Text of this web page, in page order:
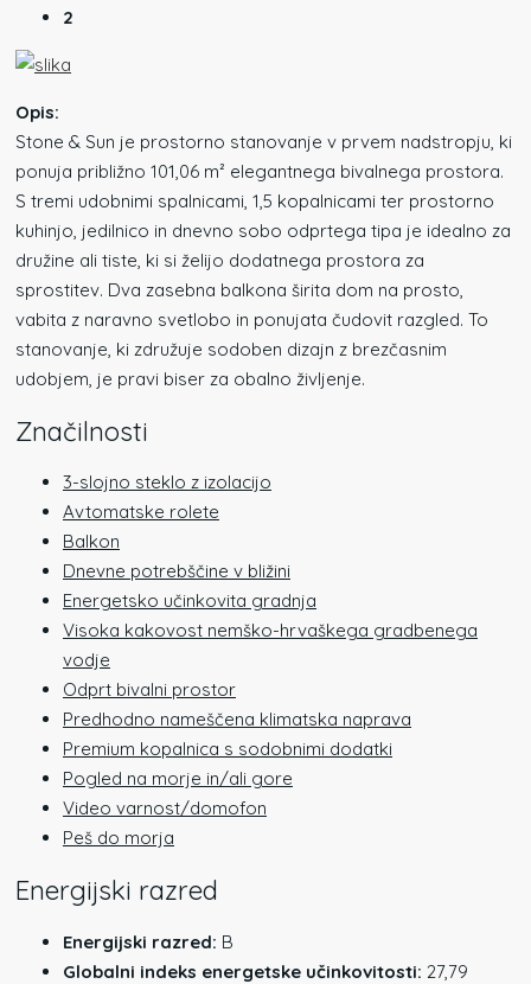
2
Opis:
Stone & Sun je prostorno stanovanje v prvem nadstropju, ki
ponuja približno 101,06 m² elegantnega bivalnega prostora.
S tremi udobnimi spalnicami, 1,5 kopalnicami ter prostorno
kuhinjo, jedilnico in dnevno sobo odprtega tipa je idealno za
družine ali tiste, ki si želijo dodatnega prostora za
sprostitev. Dva zasebna balkona širita dom na prosto,
vabita z naravno svetlobo in ponujata čudovit razgled. To
stanovanje, ki združuje sodoben dizajn z brezčasnim
udobjem, je pravi biser za obalno življenje.
Značilnosti
3-slojno steklo z izolacijo
Avtomatske rolete
Balkon
Dnevne potrebščine v bližini
Energetsko učinkovita gradnja
Visoka kakovost nemško-hrvaškega gradbenega
vodje
Odprt bivalni prostor
Predhodno nameščena klimatska naprava
Premium kopalnica s sodobnimi dodatki
Pogled na morje in/ali gore
Video varnost/domofon
Peš do morja
Energijski razred
Energijski razred: B
Globalni indeks energetske učinkovitosti: 27,79